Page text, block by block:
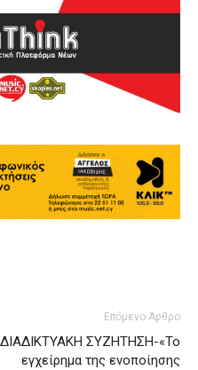
Επόμενο Άρθρο
ΔΙΑΔΙΚΤΥΑΚΗ ΣΥΖΗΤΗΣΗ-«Το
εγχείρημα της ενοποίησης